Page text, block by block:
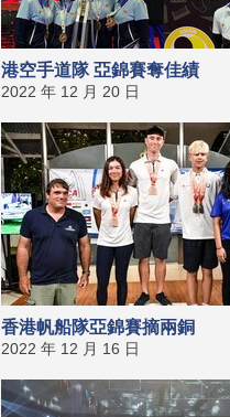
港空手道隊 亞錦賽奪佳績
2022 年 12 月 20 日
香港帆船隊亞錦賽摘兩銅
2022 年 12 月 16 日